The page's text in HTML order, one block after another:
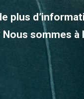
plus
sommes à